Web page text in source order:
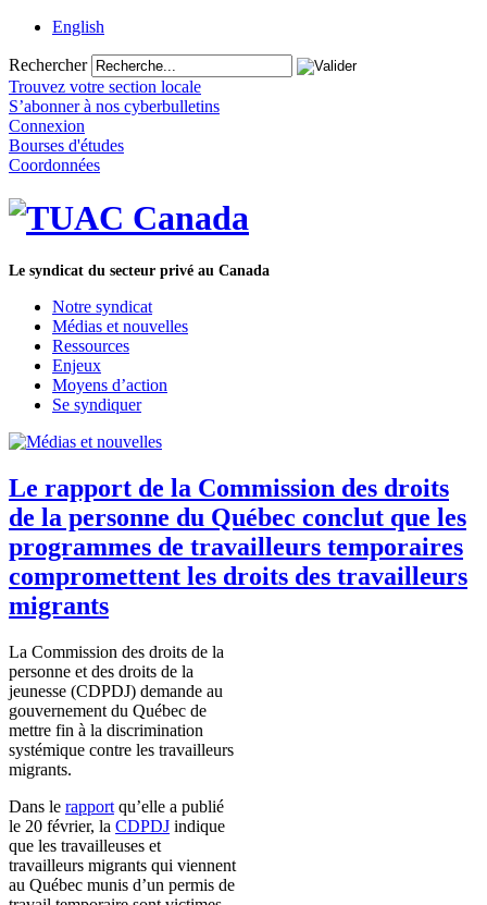
English
Rechercher
Trouvez votre section locale
S’abonner à nos cyberbulletins
Connexion
Bourses d'études
Coordonnées
Le syndicat du secteur privé au Canada
Notre syndicat
Médias et nouvelles
Ressources
Enjeux
Moyens d’action
Se syndiquer
Le rapport de la Commission des droits
de la personne du Québec conclut que les
programmes de travailleurs temporaires
compromettent les droits des travailleurs
migrants
La Commission des droits de la
personne et des droits de la
jeunesse (CDPDJ) demande au
gouvernement du Québec de
mettre fin à la discrimination
systémique contre les travailleurs
migrants.
Dans le rapport qu’elle a publié
le 20 février, la CDPDJ indique
que les travailleuses et
travailleurs migrants qui viennent
au Québec munis d’un permis de